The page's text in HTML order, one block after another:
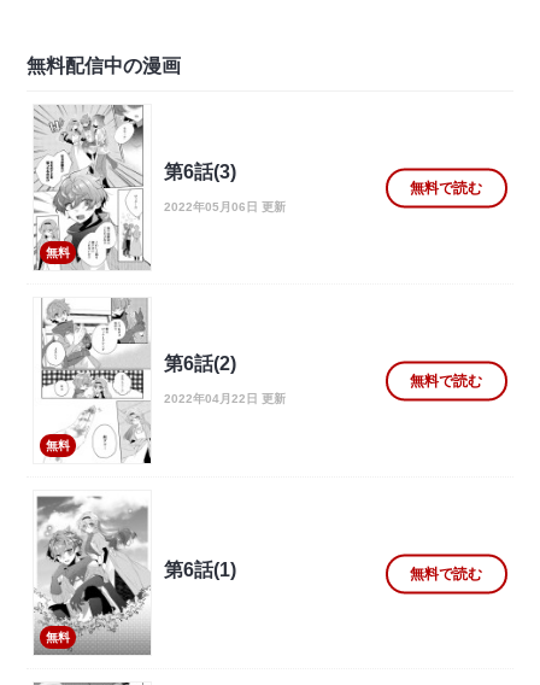
無料配信中の漫画
無料
第6話(3)
2022年05月06日 更新
無料で読む
無料
第6話(2)
2022年04月22日 更新
無料で読む
無料
第6話(1) 無料で読む